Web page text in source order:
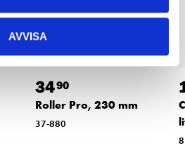
AVVISA
3490
Roller Pro, 230 mm
37-880